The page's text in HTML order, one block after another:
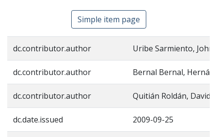
Simple item page
dc.contributor.author Uribe Sarmiento, John
dc.contributor.author Bernal Bernal, Hernán
dc.contributor.author Quitián Roldán, David
dc.date.issued 2009-09-25